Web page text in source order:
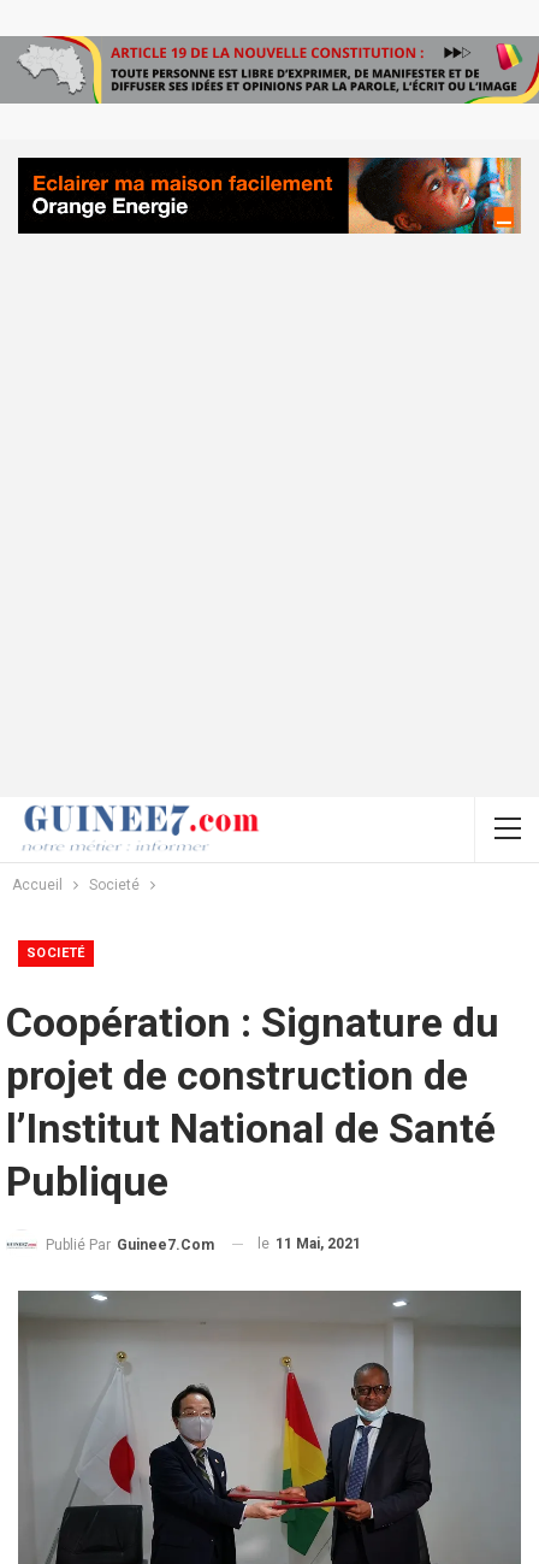
Accueil Societé
SOCIETÉ
Coopération : Signature du
projet de construction de
l’Institut National de Santé
Publique
Publié Par Guinee7.com le 11 Mai, 2021